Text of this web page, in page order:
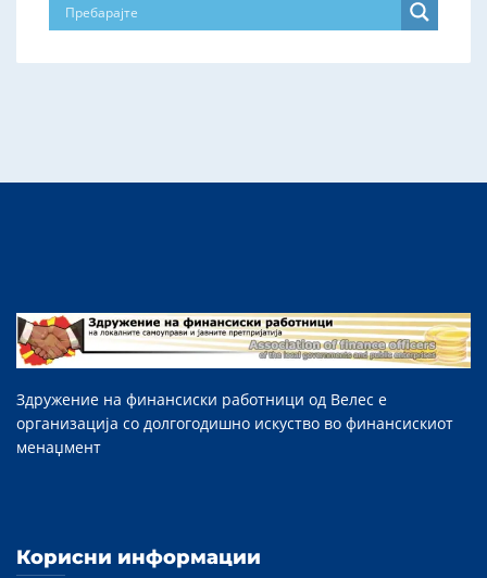
Здружение на финансиски работници од Велес е
организација со долгогодишно искуство во финансискиот
менаџмент
Корисни информации